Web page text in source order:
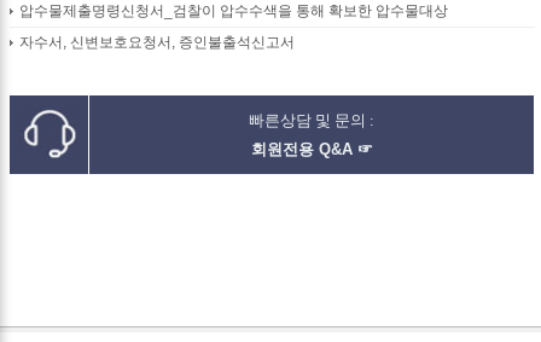
압수물제출명령신청서_검찰이 압수수색을 통해 확보한 압수물대상
자수서, 신변보호요청서, 증인불출석신고서
빠른상담 및 문의 :
회원전용 Q&A ☞